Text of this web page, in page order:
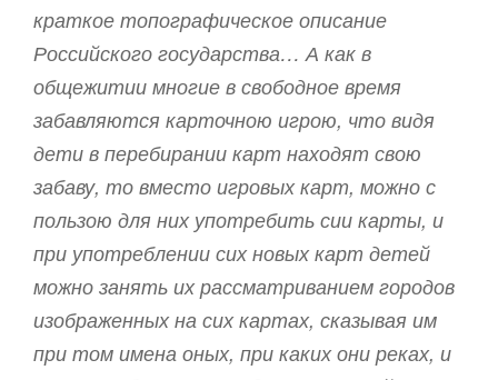
краткое топографическое описание
Российского государства… А как в
общежитии многие в свободное время
забавляются карточною игрою, что видя
дети в перебирании карт находят свою
забаву, то вместо игровых карт, можно с
пользою для них употребить сии карты, и
при употреблении сих новых карт детей
можно занять их рассматриванием городов
изображенных на сих картах, сказывая им
при том имена оных, при каких они реках, и